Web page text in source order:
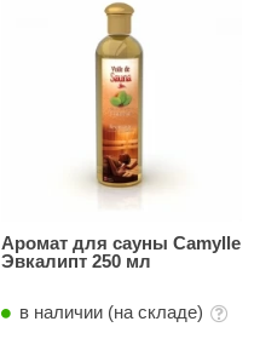
Аромат для сауны Camylle
Эвкалипт 250 мл
в наличии (на складе)